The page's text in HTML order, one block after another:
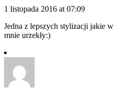
1 listopada 2016 at 07:09
Jedna z lepszych stylizacji jakie
mnie urzekły:)